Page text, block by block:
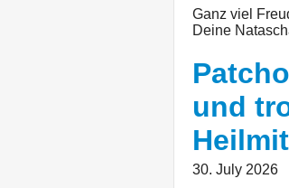
Ganz viel
Deine
und
30. July 2026